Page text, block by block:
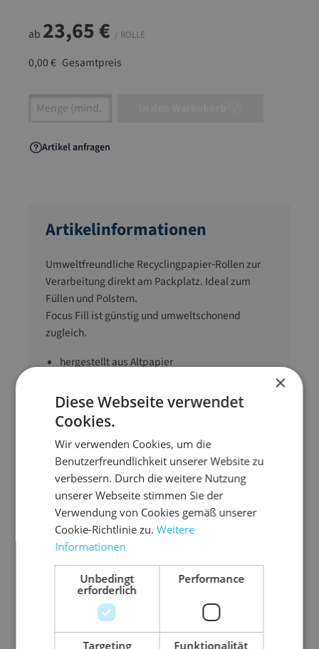
ab 23,65 € / ROLLE
0,00 € Gesamtpreis
Artikel Anzahl: Gib den gewünschten Wert
Artikel anfragen
Artikelinformationen
Umweltfreundliche Recyclingpapier‑Rollen zur
Verarbeitung direkt am Packplatz. Ideal zum
Füllen und Polstern.
Focus Fill ist günstig und umweltschonend
zugleich.
hergestellt aus Altpapier
Entnahme des Papiers dank glatter
Oberfläche einfach aus dem Kern der Rolle
Lauflänge
450 m (L)
Grammatur
70 g/m²
Rollenbreite
350 mm (B)
Gewicht
11100 g
Ähnliche Artikel
×
Diese Webseite verwendet
Cookies.
Wir verwenden Cookies, um die
Benutzerfreundlichkeit unserer Website zu
verbessern. Durch die weitere Nutzung
unserer Webseite stimmen Sie der
Verwendung von Cookies gemäß unserer
Cookie-Richtlinie zu.Weitere
Informationen
Unbedingt
erforderlich
Performance
Targeting Funktionalität